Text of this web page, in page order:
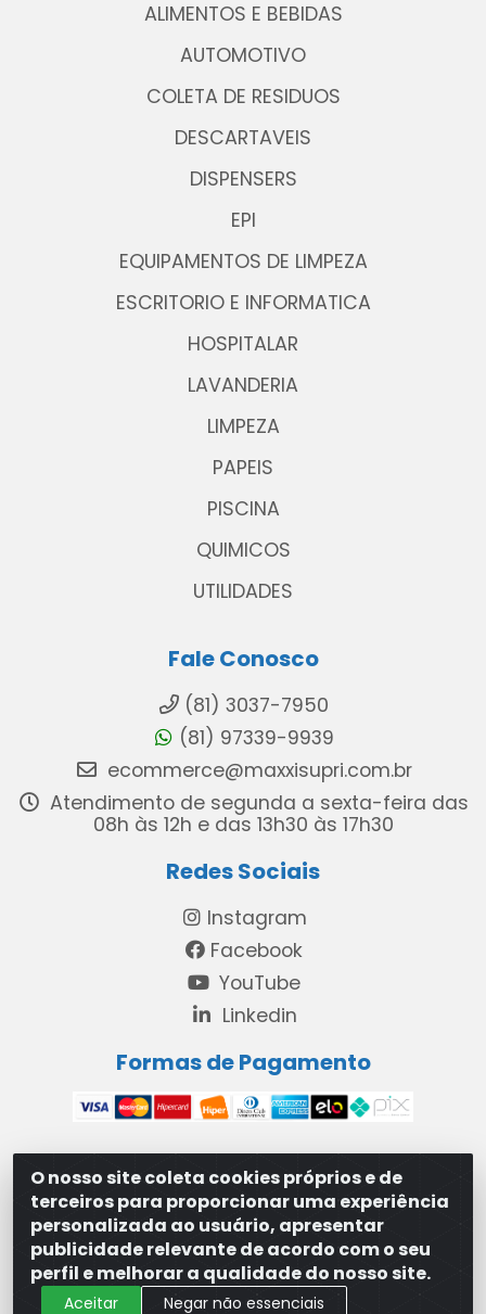
O nosso site coleta cookies próprios e de
terceiros para proporcionar uma experiência
personalizada ao usuário, apresentar
publicidade relevante de acordo com o seu
perfil e melhorar a qualidade do nosso site.
Aceitar Negar não essenciais
ALIMENTOS E BEBIDAS
AUTOMOTIVO
COLETA DE RESIDUOS
DESCARTAVEIS
DISPENSERS
EPI
EQUIPAMENTOS DE LIMPEZA
ESCRITORIO E INFORMATICA
HOSPITALAR
LAVANDERIA
LIMPEZA
PAPEIS
PISCINA
QUIMICOS
UTILIDADES
Fale Conosco
(81) 3037-7950
(81) 97339-9939
ecommerce@maxxisupri.com.br
Atendimento de segunda a sexta-feira das
08h às 12h e das 13h30 às 17h30
Redes Sociais
Instagram
Facebook
YouTube
Linkedin
Formas de Pagamento
MAXXISUPRI COMÉRCIO DE SANEANTES LTDA - Avenida
Antônio Cabral de Souza, 2872 - Maranguape II -
Paulista/PE - CEP 53.421-420 - 31.329.180/0001-83